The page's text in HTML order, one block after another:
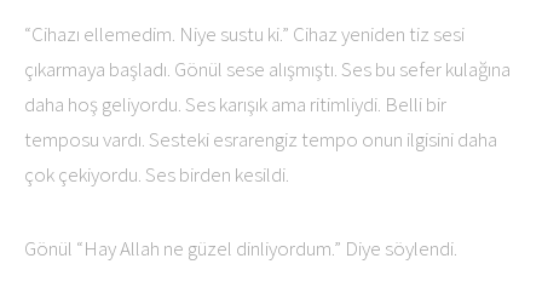
“Cihazı ellemedim. Niye sustu ki.” Cihaz yeniden tiz sesi
çıkarmaya başladı. Gönül sese alışmıştı. Ses bu sefer kulağına
daha hoş geliyordu. Ses karışık ama ritimliydi. Belli bir
temposu vardı. Sesteki esrarengiz tempo onun ilgisini daha
çok çekiyordu. Ses birden kesildi.
Gönül “Hay Allah ne güzel dinliyordum.” Diye söylendi.